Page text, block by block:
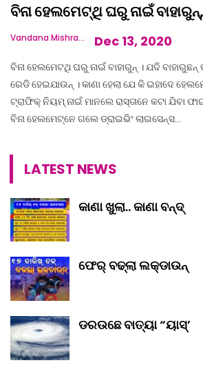
ବିନା ହେଲମେଟ୍‌ଥି ଘରୁ ନାଇଁ
Vandana Mishra Dec 13, 2020
ବିନା ହେଲମେଟଥି ଘରୁ ନାଇଁ ବାହାରୁନ୍ । ଯଦି
ରେଡି ହେଇଯାଉନ୍ । କାଣା ହେଲା ଯେ କି ଇହାଦେ
ଟ୍ରାଫିକ୍ ନିୟମ୍ ନାଇଁ ମାନଲେ ରାସ୍ତାନେ କଟା ଯିବା
ବିନା ହେଲମେଟ୍‌ନେ ଗଲେ ଡ୍ରାଇଭିଂ ଲାଇସେନ୍ସ…
LATEST NEWS
କାଣା ଖୁଲା.. କାଣା ବନ୍ଦ୍‌
ଫେର୍ ବଢ୍‌ଲା ଲକ୍‌ଡାଉନ୍‌
ଡରଉଛେ ବାତ୍ୟା “ୟାସ୍‌’